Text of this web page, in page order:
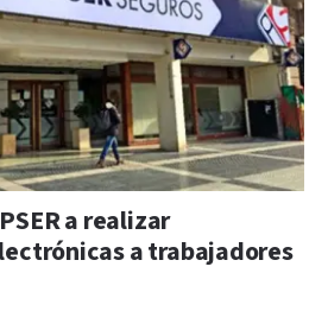
a realizar
a trabajadores